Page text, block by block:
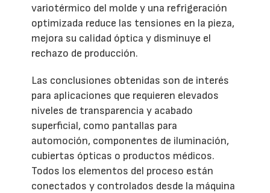
variotérmico del molde y una refrigeración
optimizada reduce las tensiones en la pieza,
mejora su calidad óptica y disminuye el
rechazo de producción.
Las conclusiones obtenidas son de interés
para aplicaciones que requieren elevados
niveles de transparencia y acabado
superficial, como pantallas para
automoción, componentes de iluminación,
cubiertas ópticas o productos médicos.
Todos los elementos del proceso están
conectados y controlados desde la máquina